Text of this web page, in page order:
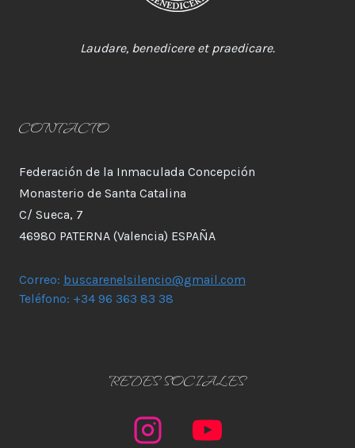
Laudare, benedicere et praedicare.
CONTACTO
Federación de la Inmaculada Concepción
Monasterio de Santa Catalina
C/ Sueca, 7
46980 PATERNA (Valencia) ESPAÑA
Correo: buscarenelsilencio@gmail.com
Teléfono: +34 96 363 83 38
REDES SOCIALES